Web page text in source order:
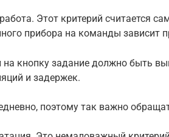
Этот критерий считается
прибора на команды зависит
на кнопку задание должно быть
и задержек.
поэтому так важно